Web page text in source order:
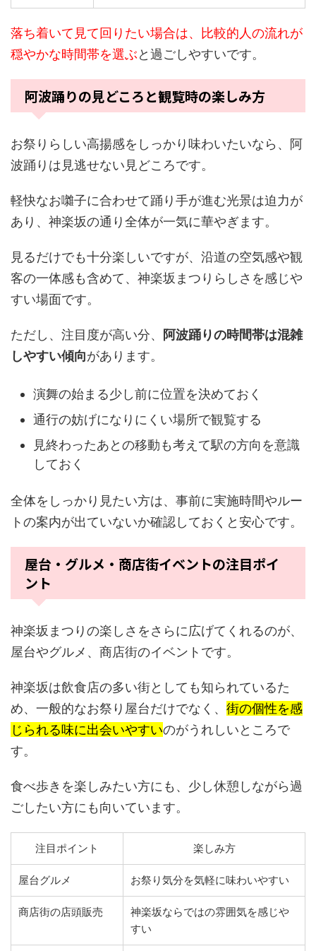
落ち着いて見て回りたい場合は、比較的人の流れが
穏やかな時間帯を選ぶと過ごしやすいです。
阿波踊りの見どころと観覧時の楽しみ方
お祭りらしい高揚感をしっかり味わいたいなら、阿
波踊りは見逃せない見どころです。
軽快なお囃子に合わせて踊り手が進む光景は迫力が
あり、神楽坂の通り全体が一気に華やぎます。
見るだけでも十分楽しいですが、沿道の空気感や観
客の一体感も含めて、神楽坂まつりらしさを感じや
すい場面です。
ただし、注目度が高い分、
阿波踊りの時間帯は混雑
しやすい傾向があります。
演舞の始まる少し前に位置を決めておく
通行の妨げになりにくい場所で観覧する
見終わったあとの移動も考えて駅の方向を意識
しておく
全体をしっかり見たい方は、事前に実施時間やルー
トの案内が出ていないか確認しておくと安心です。
屋台・グルメ・商店街イベントの注目ポイ
ント
神楽坂まつりの楽しさをさらに広げてくれるのが、
屋台やグルメ、商店街のイベントです。
神楽坂は飲食店の多い街としても知られているた
め、一般的なお祭り屋台だけでなく、 街の個性を感
じられる味に出会いやすいのがうれしいところで
す。
食べ歩きを楽しみたい方にも、少し休憩しながら過
ごしたい方にも向いています。
注目ポイント 楽しみ方
屋台グルメ お祭り気分を気軽に味わいやすい
商店街の店頭販売
神楽坂ならではの雰囲気を感じや
すい